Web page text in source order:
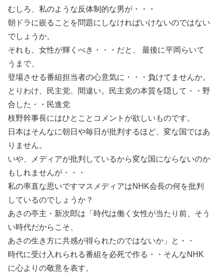
むしろ、私のような反体制的な男が・・・
朝ドラに嵌ることを問題にしなければいけないのではない
でしょうか。
それも、女性が輝くべき・・・だと、 最後に平岡らいて
うまで、
登場させる番組担当者の心意気に・・・負けてませんか。
とりわけ、民主党、間違い。民主党の本質を隠して・・野
合した・・民進党
枝野幹事長にはひとことコメントが欲しいものです。
日本はそんなに朝日や毎日が批判するほど、変な国ではあ
りません。
いや、メディアが批判しているから変な国にならないのか
もしれませんが・・・
私の率直な思いですマスメディアはNHK会長の何を批判
しているのでしょうか？
あさの亭主・新次郎は「時代は働く女性が当たり前、そう
い時代だからこそ、
あさの生き方に共感が得られたのではないか」と・・
時代に受け入れられる番組を必死で作る・・そんなNHK
に心よりの敬意を表す。